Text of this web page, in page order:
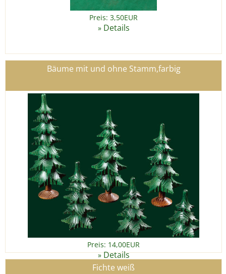
Preis: 3,50EUR
» Details
Bäume mit und ohne Stamm,farbig
Preis: 14,00EUR
»Details
Fichte weiß